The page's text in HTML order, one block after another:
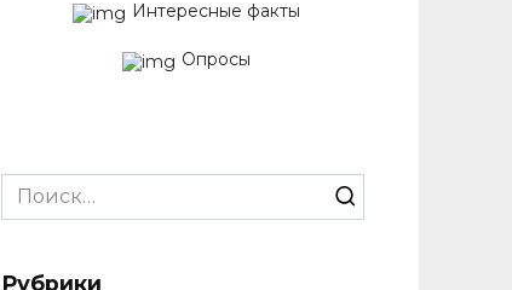
Интересные факты
Опросы
Search
for:
Рубрики